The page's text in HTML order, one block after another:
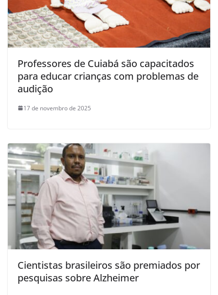
Professores de Cuiabá são capacitados
para educar crianças com problemas de
audição
17 de novembro de 2025
Cientistas brasileiros são premiados por
pesquisas sobre Alzheimer